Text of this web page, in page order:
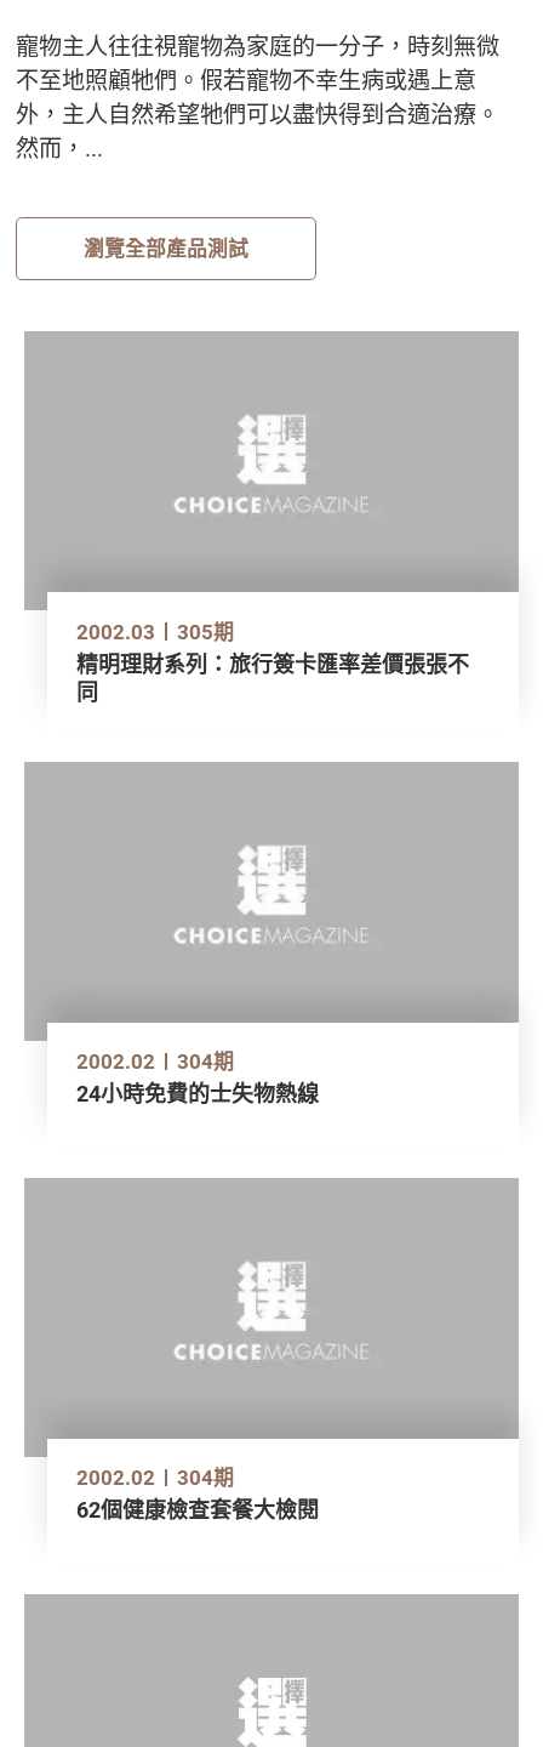
寵物主人往往視寵物為家庭的一分子，時刻無微
不至地照顧牠們。假若寵物不幸生病或遇上意
外，主人自然希望牠們可以盡快得到合適治療。
然而，...
瀏覽全部產品測試
2002.03 305期
精明理財系列：旅行簽卡匯率差價張張不
同
2002.02 304期
24小時免費的士失物熱線
2002.02 304期
62個健康檢查套餐大檢閱